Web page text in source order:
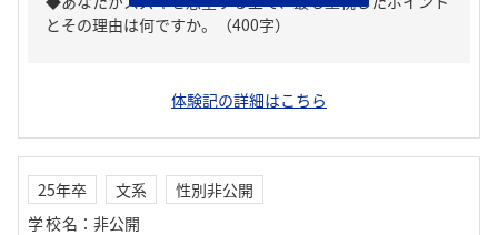
とその理由は何ですか。（400字）
体験記の詳細はこちら
25年卒 文系
性別非公開
学校名 ： 非公開